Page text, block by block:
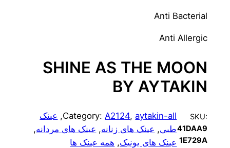
Anti Bacterial
Anti Allergic
SHINE AS THE MOON
BY AYTAKIN
SKU:
41DAA9
1E729A
Category: A2124, aytakin-all
, عینک
طبی, عینک های زنانه, عینک های مردانه,
عینک های یونیک, همه عینک ها